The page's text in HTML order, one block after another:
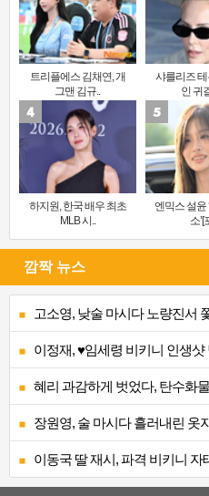
트리플에스 김채연, 개
그맨 김규..
샤를리즈 테
인 귀
하지원, 한국 배우 최초
MLB 시..
엔믹스 설윤
소’[
깜짝 뉴스
고소영, 낮술 마시다 노량진서
이정재, ♥임세령 비키니 인생
혜리 과감하게 벗었다, 탄수화
장원영, 술 마시다 흘러내린
이동국 딸 재시, 파격 비키니